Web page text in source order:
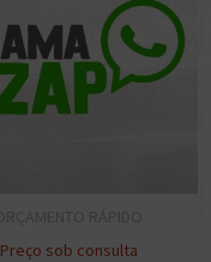
Preço sob consulta